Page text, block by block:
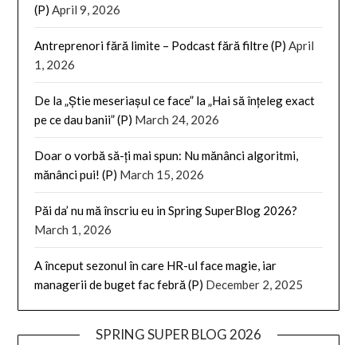
(P) April 9, 2026
Antreprenori fără limite – Podcast fără filtre (P) April
1, 2026
De la „Știe meseriașul ce face” la „Hai să înțeleg exact
pe ce dau banii” (P) March 24, 2026
Doar o vorbă să-ți mai spun: Nu mănânci algoritmi,
mănânci pui! (P) March 15, 2026
Păi da’ nu mă înscriu eu in Spring SuperBlog 2026?
March 1, 2026
A început sezonul în care HR-ul face magie, iar
managerii de buget fac febră (P) December 2, 2025
SPRING SUPER BLOG 2026